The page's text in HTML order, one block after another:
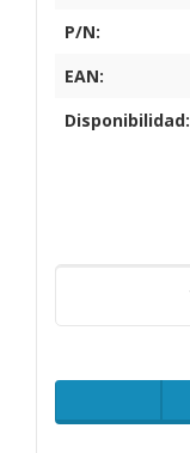
P/N:
EAN:
Disponibilidad: